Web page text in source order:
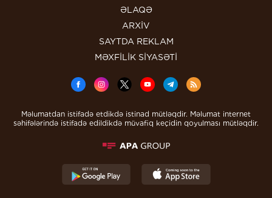
ƏLAQƏ
ARXİV
SAYTDA REKLAM
MƏXFİLİK SİYASƏTİ
Məlumatdan istifadə etdikdə istinad mütləqdir. Məlumat internet
səhifələrində istifadə edildikdə müvafiq keçidin qoyulması mütləqdir.